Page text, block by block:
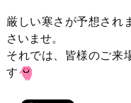
厳しい寒さが予想され
さいませ。
それでは、皆様のご来
す